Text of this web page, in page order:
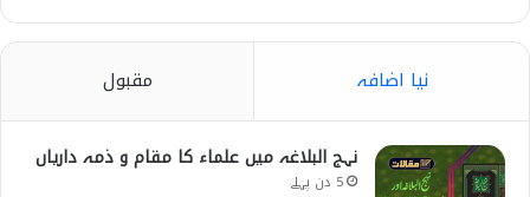
نیا اضافہ مقبول
نہج البلاغہ میں علماء کا مقام و ذمہ داریاں
5 دن پہلے